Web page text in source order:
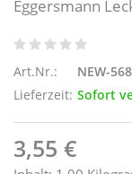
Eggersmann
Art.Nr.:
NEW-
Lieferzeit: Sofort
3,55 €